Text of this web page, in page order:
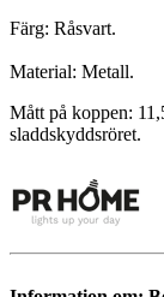
Färg: Råsvart.
Material: Metall.
Mått på koppen:
sladdskyddsröret.